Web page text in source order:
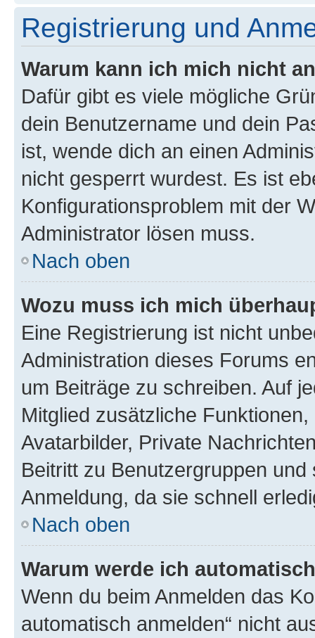
Registrierung und
Warum kann ich mich nicht
Dafür gibt es viele mögliche
dein Benutzername und dein
ist, wende dich an einen
nicht gesperrt wurdest. Es ist
Konfigurationsproblem mit der
Administrator lösen muss.
Nach oben
Wozu muss ich mich
Eine Registrierung ist nicht
Administration dieses Forums
um Beiträge zu schreiben. Auf
Mitglied zusätzliche
Avatarbilder, Private
Beitritt zu Benutzergruppen
Anmeldung, da sie schnell
Nach oben
Warum werde ich
Wenn du beim Anmelden das
automatisch anmelden“ nicht